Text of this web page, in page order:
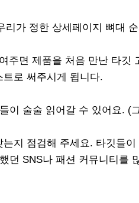
리가 정한 상세페이지 뼈대
주면 제품을 처음 만난 타깃
로 써주시게 됩니다.
이 술술 읽어갈 수 있어요. (
지 점검해 주세요. 타깃들
던 SNS나 패션 커뮤니티를